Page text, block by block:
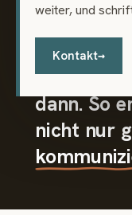
weiter, und
Kontakt→
Gute
— sie
wofür
dann. So
nicht nur